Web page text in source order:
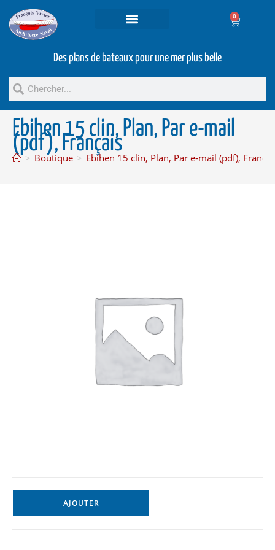
0
Des plans de bateaux pour une mer plus belle
Ebihen 15 clin, Plan, Par e-mail
(pdf), Français
> Boutique > Ebihen 15 clin, Plan, Par e-mail (pdf),
AJOUTER